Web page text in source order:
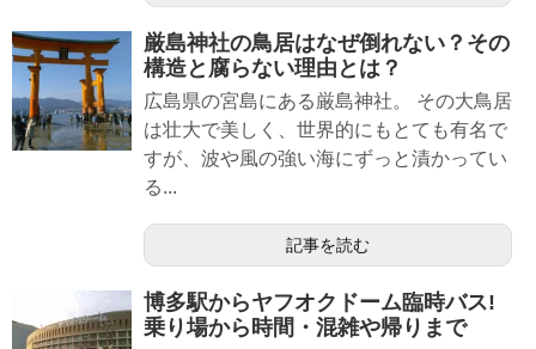
厳島神社の鳥居はなぜ倒れない？その
構造と腐らない理由とは？
広島県の宮島にある厳島神社。 その大鳥居
は壮大で美しく、世界的にもとても有名で
すが、波や風の強い海にずっと漬かってい
る...
記事を読む
博多駅からヤフオクドーム臨時バス!
乗り場から時間・混雑や帰りまで